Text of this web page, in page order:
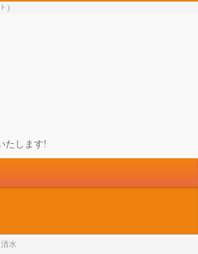
)
たします!
水